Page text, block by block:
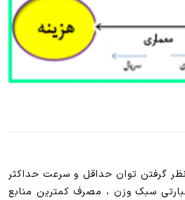
گرفتن توان حداقل و سرعت حداکثر
سبک وزن ، مصرف کمترین منابع